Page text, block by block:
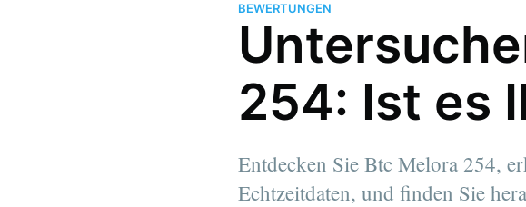
BEWERTUNGEN
254: Ist es
Entdecken Sie Btc Melora 254,
Echtzeitdaten, und finden Sie